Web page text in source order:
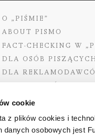
cookie
z plików cookies i
osobowych jest
O „PIŚMIE”
ABOUT PISMO
FACT-CHECKING W
DLA OSÓB
DLA